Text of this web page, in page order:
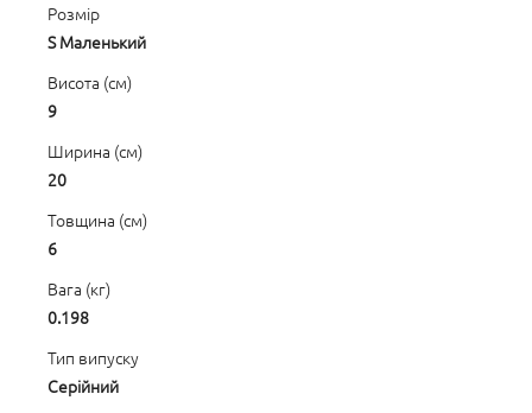
Розмір
S Маленький
Висота (см)
9
Ширина (см)
20
Товщина (см)
6
Вага (кг)
0.198
Тип випуску
Серійний